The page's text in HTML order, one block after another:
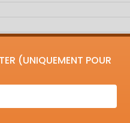
(UNIQUEMENT POUR